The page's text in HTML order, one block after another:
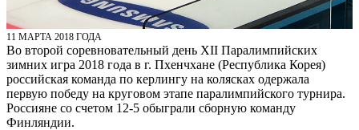
11 МАРТА 2018 ГОДА
Во второй соревновательный день XII Паралимпийских
зимних игра 2018 года в г. Пхенчхане (Республика Корея)
российская команда по керлингу на колясках одержала
первую победу на круговом этапе паралимпийского турнира.
Россияне со cчетом 12-5 обыграли сборную команду
Финляндии.